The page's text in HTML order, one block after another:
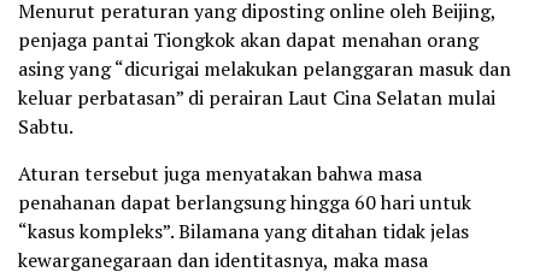
Menurut peraturan yang diposting online oleh Beijing,
penjaga pantai Tiongkok akan dapat menahan orang
asing yang “dicurigai melakukan pelanggaran masuk dan
keluar perbatasan” di perairan Laut Cina Selatan mulai
Sabtu.
Aturan tersebut juga menyatakan bahwa masa
penahanan dapat berlangsung hingga 60 hari untuk
“kasus kompleks”. Bilamana yang ditahan tidak jelas
kewarganegaraan dan identitasnya, maka masa